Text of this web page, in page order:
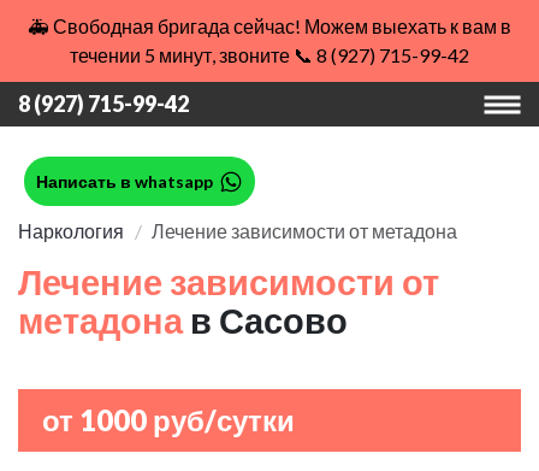
🚑 Свободная бригада сейчас! Можем выехать к вам в
течении 5 минут, звоните 📞 8 (927) 715-99-42
8 (927) 715-99-42
Написать в whatsapp
Наркология Лечение зависимости от метадона
Лечение зависимости от
метадона в Сасово
от 1000 руб/сутки